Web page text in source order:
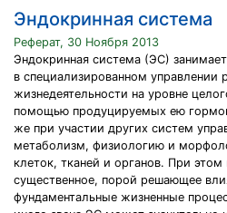
Эндокринная система
Реферат, 30 Ноября 2013
Эндокринная система (ЭС)
в специализированном управлении
жизнедеятельности на уровне
помощью продуцируемых ею
же при участии других систем
метаболизм, физиологию и
клеток, тканей и органов. При
существенное, порой решающее
фундаментальные жизненные